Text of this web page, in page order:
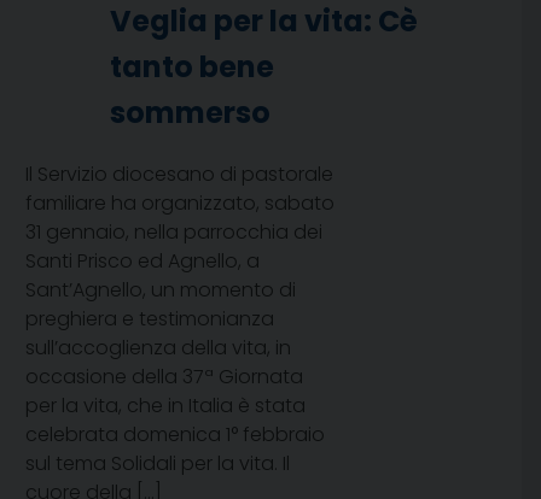
Veglia per la vita: Cè
tanto bene
sommerso
Il Servizio diocesano di pastorale
familiare ha organizzato, sabato
31 gennaio, nella parrocchia dei
Santi Prisco ed Agnello, a
Sant’Agnello, un momento di
preghiera e testimonianza
sull’accoglienza della vita, in
occasione della 37ª Giornata
per la vita, che in Italia è stata
celebrata domenica 1° febbraio
sul tema Solidali per la vita. Il
cuore della […]